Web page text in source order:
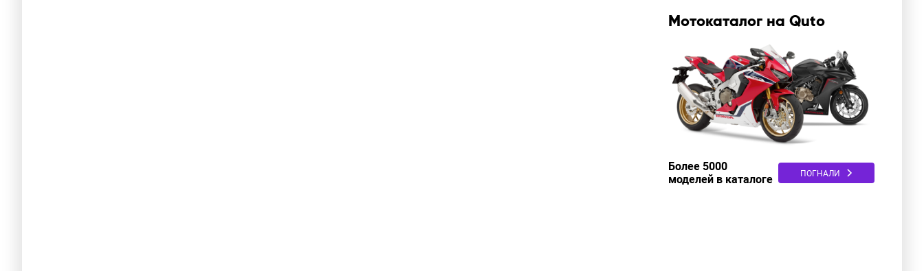
Мотокаталог на Quto
Более 5000
моделей в каталоге
ПОГНАЛИ